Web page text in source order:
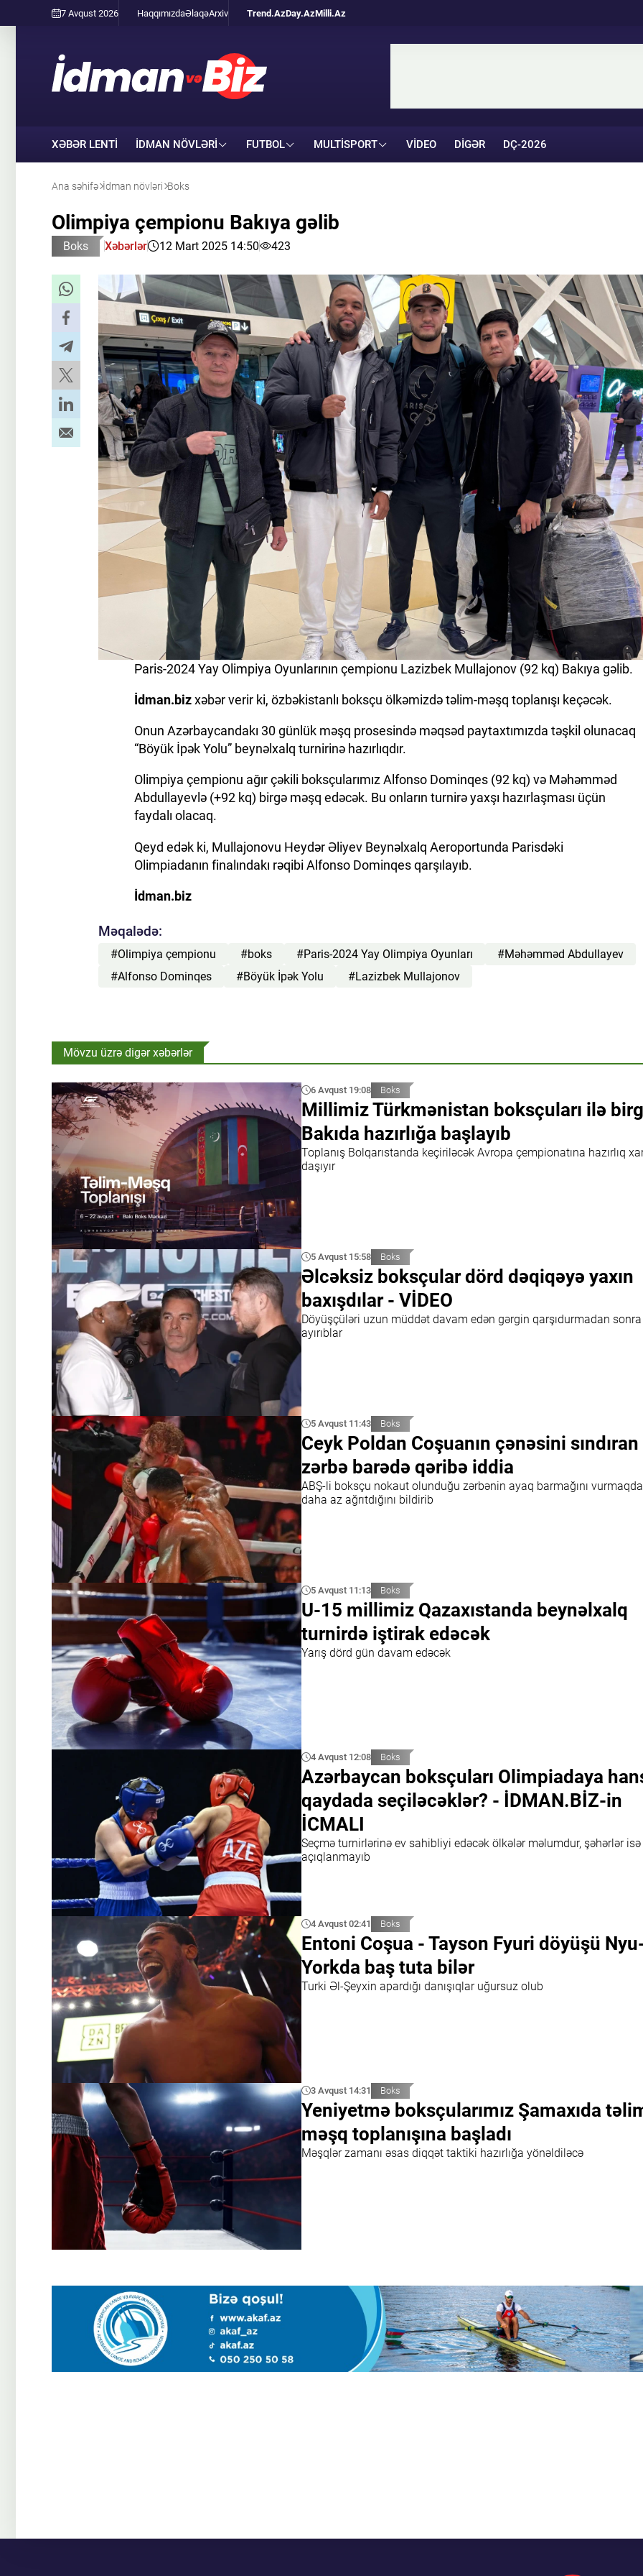
7 Avqust 2026 HaqqımızdaƏlaqəArxiv Trend.AzDay.AzMilli.Az
XƏBƏR LENTİ İDMAN NÖVLƏRI FUTBOL MULTISPORT VIDEO DIGƏR DÇ-2026
Ana səhifə İdman növləri Boks
Olimpiya çempionu Bakıya gəlib
Boks Xəbərlər 12 Mart 2025 14:50 423
Paris-2024 Yay Olimpiya Oyunlarının çempionu Lazizbek Mullajonov (92 kq) Bakıya gəlib.
İdman.bizxəbər verir ki, özbəkistanlı boksçu ölkəmizdə təlim-məşq toplanışı keçəcək.
Onun Azərbaycandakı 30 günlük məşq prosesində məqsəd paytaxtımızda təşkil olunacaq
“Böyük İpək Yolu” beynəlxalq turnirinə hazırlıqdır.
Olimpiya çempionu ağır çəkili boksçularımız Alfonso Dominqes (92 kq) və Məhəmməd
Abdullayevlə (+92 kq) birgə məşq edəcək. Bu onların turnirə yaxşı hazırlaşması üçün
faydalı olacaq.
Qeyd edək ki, Mullajonovu Heydər Əliyev Beynəlxalq Aeroportunda Parisdəki
Olimpiadanın finalındakı rəqibi Alfonso Dominqes qarşılayıb.
İdman.biz
Məqalədə:
#Olimpiya çempionu #boks #Paris-2024 Yay Olimpiya Oyunları
#Məhəmməd Abdullayev
#Alfonso Dominqes
#Böyük İpək Yolu #Lazizbek Mullajonov
Mövzu üzrə digər xəbərlər
6 Avqust 19:08 Boks
Millimiz Türkmənistan boksçuları ilə
Bakıda hazırlığa başlayıb
Toplanış Bolqarıstanda keçiriləcək Avropa çempionatına hazırlıq
daşıyır
5 Avqust 15:58 Boks
Əlcəksiz boksçular dörd dəqiqəyə yaxın
baxışdılar - VİDEO
Döyüşçüləri uzun müddət davam edən gərgin qarşıdurmadan sonra
ayırıblar
5 Avqust 11:43 Boks
Ceyk Poldan Coşuanın çənəsini sındıran
zərbə barədə qəribə iddia
ABŞ-li boksçu nokaut olunduğu zərbənin ayaq barmağını
daha az ağrıtdığını bildirib
5 Avqust 11:13 Boks
U-15 millimiz Qazaxıstanda beynəlxalq
turnirdə iştirak edəcək
Yarış dörd gün davam edəcək
4 Avqust 12:08 Boks
Azərbaycan boksçuları Olimpiadaya
qaydada seçiləcəklər? - İDMAN.BİZ-in
İCMALI
Seçmə turnirlərinə ev sahibliyi edəcək ölkələr məlumdur, şəhərlər
açıqlanmayıb
4 Avqust 02:41 Boks
Entoni Coşua - Tayson Fyuri döyüşü
Yorkda baş tuta bilər
Turki Əl-Şeyxin apardığı danışıqlar uğursuz olub
3 Avqust 14:31 Boks
Yeniyetmə boksçularımız Şamaxıda
məşq toplanışına başladı
Məşqlər zamanı əsas diqqət taktiki hazırlığa yönəldiləcə